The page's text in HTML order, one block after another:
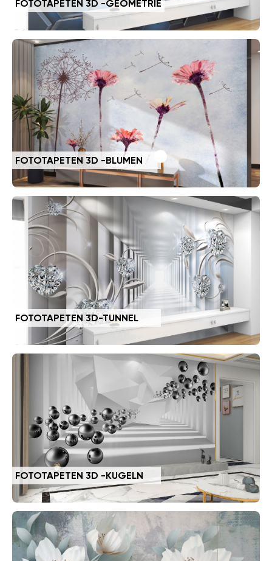
FOTOTAPETEN 3D -GEOMETRIE
FOTOTAPETEN 3D -BLUMEN
FOTOTAPETEN 3D-TUNNEL
FOTOTAPETEN 3D -KUGELN